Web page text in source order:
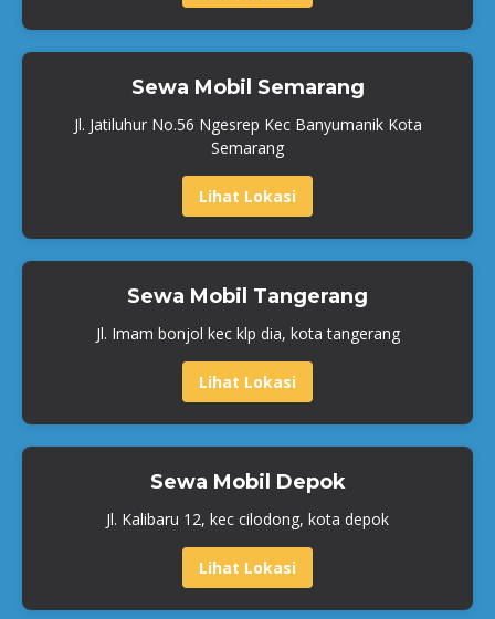
Sewa Mobil Semarang
Jl. Jatiluhur No.56 Ngesrep Kec Banyumanik Kota
Semarang
Lihat Lokasi
Sewa Mobil Tangerang
Jl. Imam bonjol kec klp dia, kota tangerang
Lihat Lokasi
Sewa Mobil Depok
Jl. Kalibaru 12, kec cilodong, kota depok
Lihat Lokasi